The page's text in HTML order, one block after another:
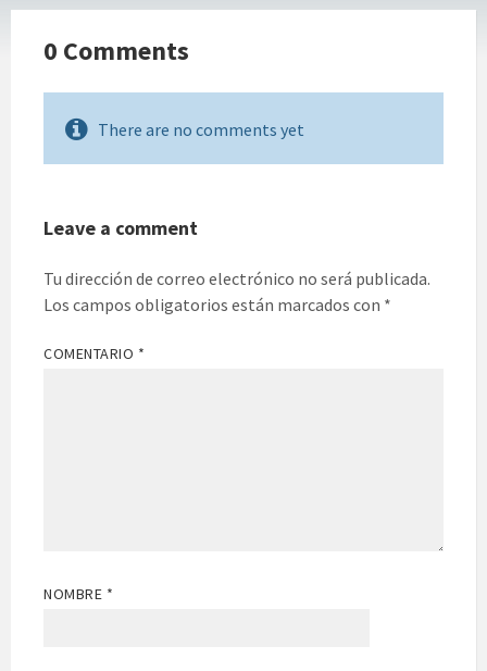
0 Comments
There are no comments yet
Leave a comment
Tu dirección de correo electrónico no será publicada.
Los campos obligatorios están marcados con *
COMENTARIO *
NOMBRE *